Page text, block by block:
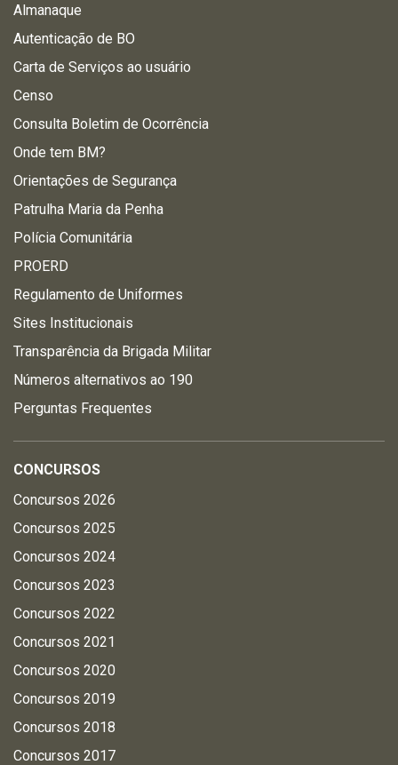
Almanaque
Autenticação de BO
Carta de Serviços ao usuário
Censo
Consulta Boletim de Ocorrência
Onde tem BM?
Orientações de Segurança
Patrulha Maria da Penha
Polícia Comunitária
PROERD
Regulamento de Uniformes
Sites Institucionais
Transparência da Brigada Militar
Números alternativos ao 190
Perguntas Frequentes
CONCURSOS
Concursos 2026
Concursos 2025
Concursos 2024
Concursos 2023
Concursos 2022
Concursos 2021
Concursos 2020
Concursos 2019
Concursos 2018
Concursos 2017